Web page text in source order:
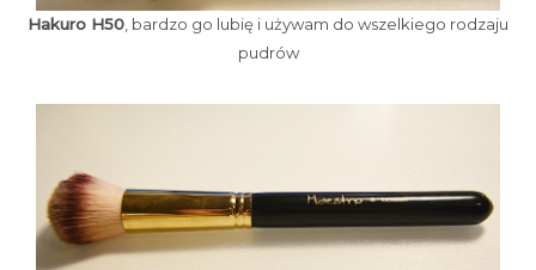
Hakuro H50, bardzo go lubię i używam do wszelkiego rodzaju
pudrów